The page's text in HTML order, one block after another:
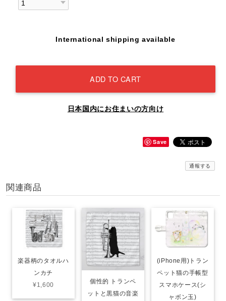
International shipping available
ADD TO CART
日本国内にお住まいの方向け
Save
通報する
関連商品
楽器柄のタオルハ
ンカチ
¥1,600
個性的 トランペ
ットと黒猫の音楽
(iPhone用)トラン
ペット猫の手帳型
スマホケース(シ
ャボン玉)